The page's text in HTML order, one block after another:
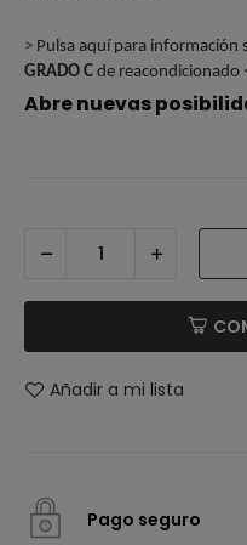
> Pulsa aquí para información
GRADO C de reacondicionado
Abre nuevas
Añadir a mi lista
Pago seguro